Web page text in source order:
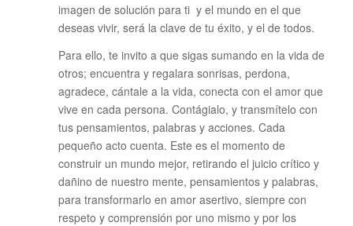
imagen de solución para ti y el mundo en el que
deseas vivir, será la clave de tu éxito, y el de todos.
Para ello, te invito a que sigas sumando en la vida de
otros; encuentra y regalara sonrisas, perdona,
agradece, cántale a la vida, conecta con el amor que
vive en cada persona. Contágialo, y transmítelo con
tus pensamientos, palabras y acciones. Cada
pequeño acto cuenta. Este es el momento de
construir un mundo mejor, retirando el juicio crítico y
dañino de nuestro mente, pensamientos y palabras,
para transformarlo en amor asertivo, siempre con
respeto y comprensión por uno mismo y por los